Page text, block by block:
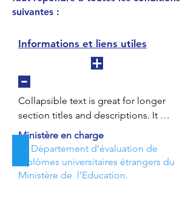
suivantes :
Informations et liens utiles
Collapsible text is great for longer
section titles and descriptions. It
gives people access to all the info
they need, while keeping your
layout clean. Link your text to
anything, or set your text box to
Ministère en charge
Le Département d’évaluation de
diplômes universitaires étrangers du
Ministère de l’Education.
Besoin d’aide ?